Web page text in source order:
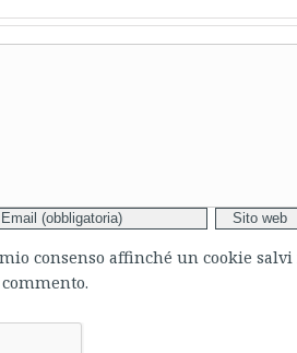
consenso affinché un cookie